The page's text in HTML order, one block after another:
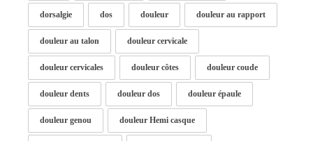
dorsalgie dos douleur douleur au rapport
douleur au talon douleur cervicale
douleur cervicales douleur côtes douleur coude
douleur dents douleur dos douleur épaule
douleur genou douleur Hemi casque